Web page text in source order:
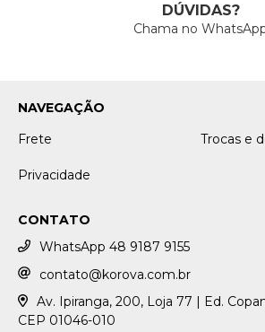
DÚVIDAS?
Chama no
NAVEGAÇÃO
Frete
Trocas e
Privacidade
CONTATO
WhatsApp 48 9187 9155
contato@korova.com.br
Av. Ipiranga, 200, Loja 77 | Ed.
CEP 01046-010